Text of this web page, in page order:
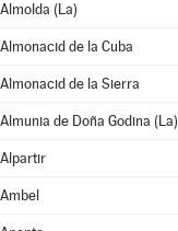
Almolda (La)
Almonacid de la Cuba
Almonacid de la Sierra
Almunia de Doña Godina (La)
Alpartir
Ambel